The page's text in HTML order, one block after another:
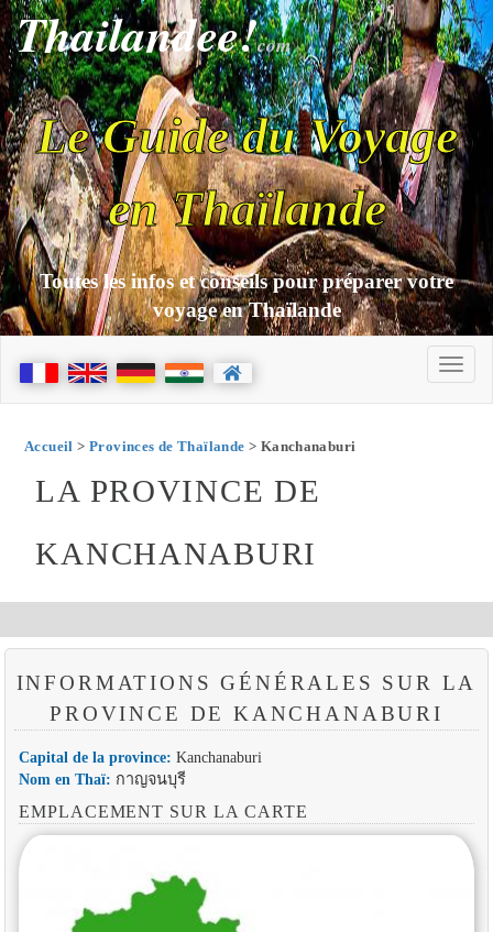
Thailandee!com
Le Guide du Voyage
en Thaïlande
Toutes les infos et conseils pour préparer votre
voyage en Thaïlande
Accueil > Provinces de Thaïlande > Kanchanaburi
LA PROVINCE DE
KANCHANABURI
INFORMATIONS GÉNÉRALES SUR LA
PROVINCE DE KANCHANABURI
Capital de la province: Kanchanaburi
Nom en Thaï: กาญจนบุรี
EMPLACEMENT SUR LA CARTE